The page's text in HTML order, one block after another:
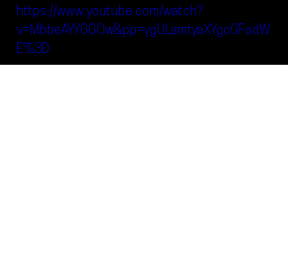
https://www.youtube.com/watch?
v=MbbeAYYGGOw&pp=ygULamtyaXYgcGFodW
E%3D